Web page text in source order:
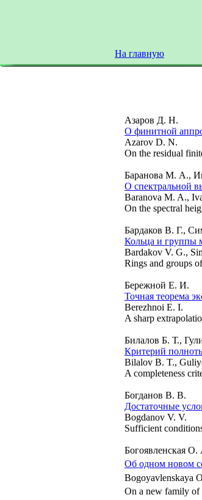
На главную
Азаров Д. Н.
О финитной
Azarov D. N.
On the residual
Баранова М. А.,
О спектральной
Baranova M. A.,
On the spectral
Бардаков В. Г.,
Кольца и группы
Bardakov V. G.,
Rings and groups
Бережной Е. И.
Точная теорема
Berezhnoi E. I.
A sharp
Билалов Б. Т.,
Критерий
Bilalov B. T.,
A completeness
Богданов В. В.
Достаточные
Bogdanov V. V.
Sufficient
Богоявленская О.
Об одном новом
Bogoyavlenskaya
On a new family of